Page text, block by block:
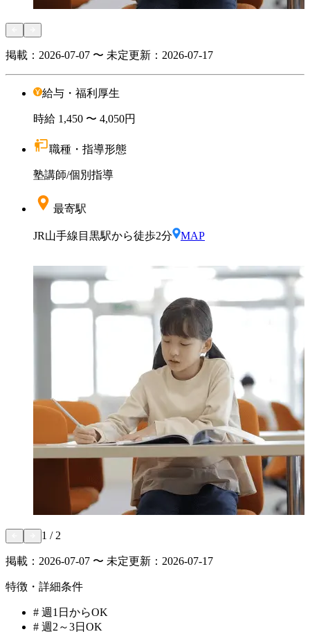
掲載： 2026-07-07 〜 未定更新： 2026-07-17
給与・福利厚生
時給 1,450 〜 4,050円
職種・指導形態
塾講師/個別指導
最寄駅
JR山手線目黒駅から徒歩2分 MAP
1 / 2
掲載： 2026-07-07 〜 未定更新： 2026-07-17
特徴・詳細条件
# 週1日からOK
# 週2～3日OK